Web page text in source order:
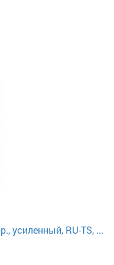
усиленный, RU-TS, ...